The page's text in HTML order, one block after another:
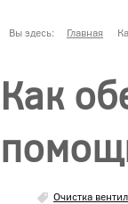
Вы здесь: Главная
Как
Очистка